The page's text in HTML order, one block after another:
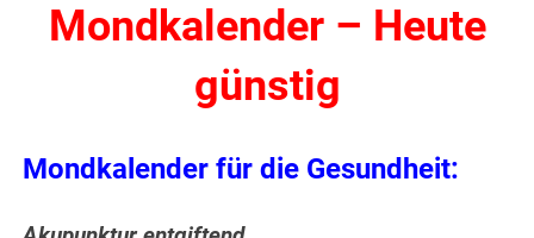
Mondkalender – Heute
günstig
Mondkalender für die Gesundheit: